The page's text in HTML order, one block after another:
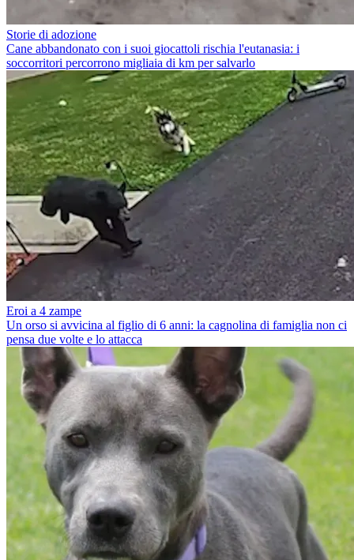
Storie di adozione
Cane abbandonato con i suoi giocattoli rischia l'eutanasia: i
soccorritori percorrono migliaia di km per salvarlo
Eroi a 4 zampe
Un orso si avvicina al figlio di 6 anni: la cagnolina di famiglia non ci
pensa due volte e lo attacca